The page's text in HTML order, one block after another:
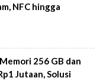
NFC hingga
256 GB dan
Jutaan, Solusi